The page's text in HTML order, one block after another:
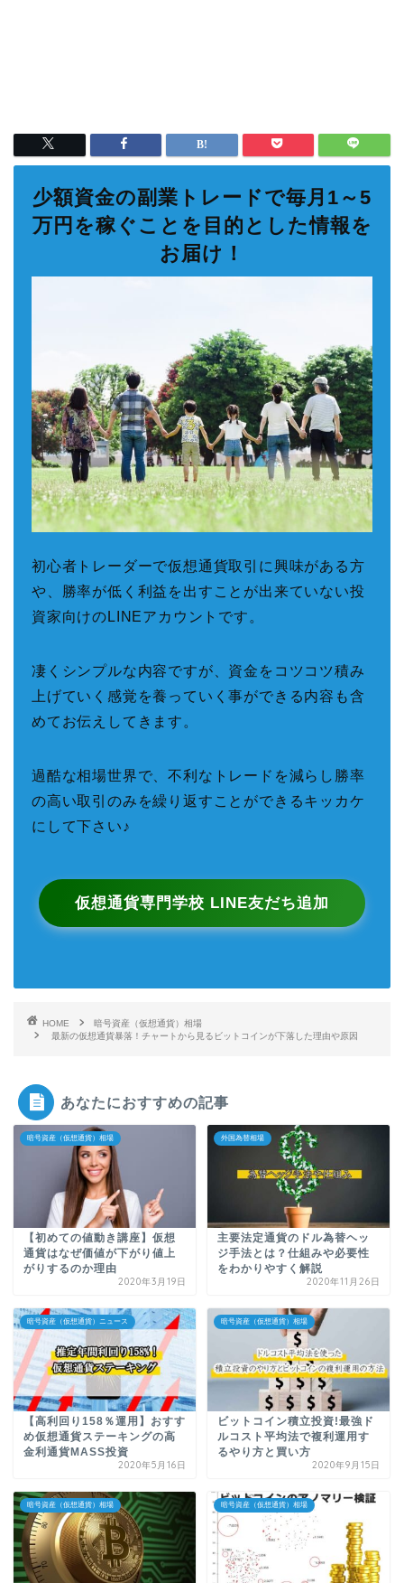
少額資金の副業トレードで毎月1～5
万円を稼ぐことを目的とした情報を
お届け！
初心者トレーダーで仮想通貨取引に興味がある方
や、勝率が低く利益を出すことが出来ていない投
資家向けのLINEアカウントです。
凄くシンプルな内容ですが、資金をコツコツ積み
上げていく感覚を養っていく事ができる内容も含
めてお伝えしてきます。
過酷な相場世界で、不利なトレードを減らし勝率
の高い取引のみを繰り返すことができるキッカケ
にして下さい♪
仮想通貨専門学校 LINE友だち追加
HOME
暗号資産（仮想通貨）相場
最新の仮想通貨暴落！チャートから見るビットコインが下落した理由や原因
あなたにおすすめの記事
暗号資産（仮想通貨）相場
【初めての値動き講座】仮想
通貨はなぜ価値が下がり値上
がりするのか理由
2020年3月19日
外国為替相場
主要法定通貨のドル為替ヘッ
ジ手法とは？仕組みや必要性
をわかりやすく解説
2020年11月26日
暗号資産（仮想通貨）ニュース
【高利回り158％運用】おすす
め仮想通貨ステーキングの高
金利通貨MASS投資
2020年5月16日
暗号資産（仮想通貨）相場
ビットコイン積立投資!最強ド
ルコスト平均法で複利運用す
るやり方と買い方
2020年9月15日
暗号資産（仮想通貨）相場 暗号資産（仮想通貨）相場